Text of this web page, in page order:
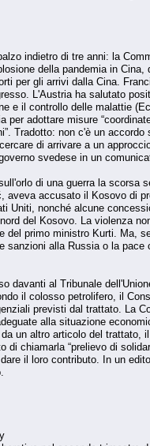
indietro di tre anni: la
della pandemia in
per gli arrivi dalla Cina.
L'Austria ha salutato
e il controllo delle malattie
adottare misure
Tradotto: non c'è un
di arrivare a un
svedese in un
di una guerra la
accusato il Kosovo di
Uniti, nonché alcune
del Kosovo. La violenza
del primo ministro Kurti. Ma,
alla Russia o la
al Tribunale
il colosso petrolifero, il
previsti dal trattato. La
alla situazione
un altro articolo del trattato,
chiamarla “prelievo di
il loro contributo. In un